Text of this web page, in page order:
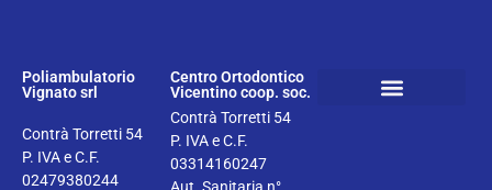
Poliambulatorio
Vignato srl
Contrà Torretti 54
P. IVA e C.F.
02479380244
Centro Ortodontico
Vicentino coop. soc.
Contrà Torretti 54
P. IVA e C.F.
03314160247